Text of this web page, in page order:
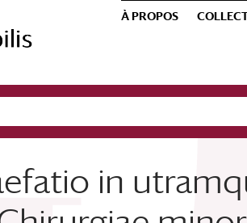
À PROPOS
in